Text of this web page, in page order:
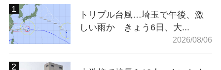
トリプル台風…埼玉で午後、激
しい雨か きょう6日、大...
2026/08/06